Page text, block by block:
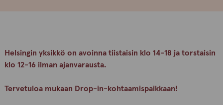
Helsingin yksikkö on avoinna tiistaisin klo 14-18 ja torstaisin
klo 12-16 ilman ajanvarausta.
Tervetuloa mukaan Drop-in-kohtaamispaikkaan!